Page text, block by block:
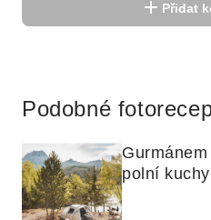
Přidat
Podobné
polní